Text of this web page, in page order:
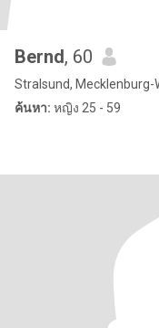
Bernd, 60
Stralsund,
ค้นหา: หญิง 25 - 59